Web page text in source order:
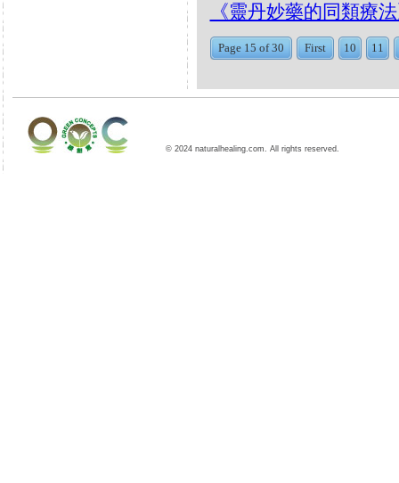
《靈丹妙藥的同類療
Page 15 of 30 First 10 11
© 2024 naturalhealing.com. All rights reserved.